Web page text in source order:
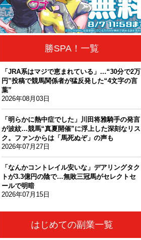
勝SPA！一覧
「JRA系はマジで恵まれている」…“30分で2万
円”投稿で競馬関係者が猛反発した“4文字の言
葉”
2026年08月03日
「明らかに熱中症でした」川田将雅騎手の発言
が波紋…競馬“真夏開催”に浮上した深刻なリス
ク。ファンからは「馬死ぬぞ」の声も
2026年07月27日
「なんかコントレイル安いな」デアリングタク
トが3.3億円の陰で…無敗三冠馬がセレクトセ
ールで明暗
2026年07月15日
はじめての副業一覧